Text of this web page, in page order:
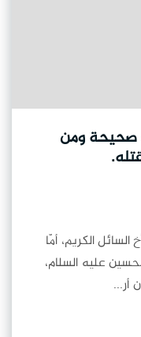
صحيحة ومن
الكريم، أمّا
عليه السلام،
أر...